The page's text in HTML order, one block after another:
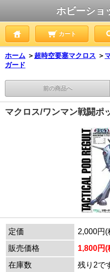
ホビーショ
カート
ホーム ＞ 超時空要塞マクロス ＞
ガード
前の商品へ
マクロス/ワンマン戦闘
定価
2,000円(
販売価格
1,800円(
在庫数
残り2で